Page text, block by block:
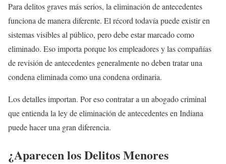
Para delitos graves más serios, la eliminación de antecedentes
funciona de manera diferente. El récord todavía puede existir en
sistemas visibles al público, pero debe estar marcado como
eliminado. Eso importa porque los empleadores y las compañías
de revisión de antecedentes generalmente no deben tratar una
condena eliminada como una condena ordinaria.
Los detalles importan. Por eso contratar a un abogado criminal
que entienda la ley de eliminación de antecedentes en Indiana
puede hacer una gran diferencia.
¿Aparecen los Delitos Menores